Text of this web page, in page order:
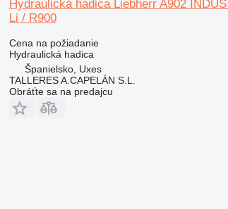
Hydraulická hadica Liebherr A902
Li / R900
Cena na požiadanie
Hydraulická hadica
Španielsko, Uxes
TALLERES A.CAPELÁN S.L.
Obráťte sa na predajcu